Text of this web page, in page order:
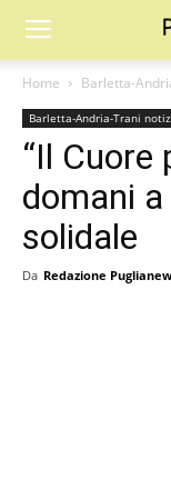
Home Barletta-
Barletta-Andria-Trani
“Il Cuore
domani
solidale
Da Redazione